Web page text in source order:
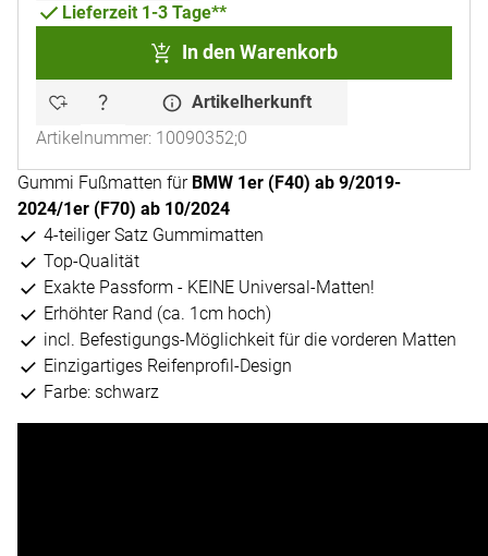
Lieferzeit 1-3 Tage**
In den Warenkorb
Artikelherkunft
Artikelnummer: 10090352;0
Gummi Fußmatten für BMW 1er (F40) ab 9/2019-
2024/1er (F70) ab 10/2024
4-teiliger Satz Gummimatten
Top-Qualität
Exakte Passform - KEINE Universal-Matten!
Erhöhter Rand (ca. 1cm hoch)
incl. Befestigungs-Möglichkeit für die vorderen Matten
Einzigartiges Reifenprofil-Design
Farbe: schwarz